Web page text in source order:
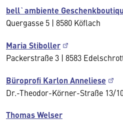
bell`ambiente
Quergasse 5 | 8580 Köflach
Maria Stiboller
Packerstraße 3 | 8583
Büroprofi Karlon Anneliese
Dr.-Theodor-Körner-Straße 13/
Thomas Welser